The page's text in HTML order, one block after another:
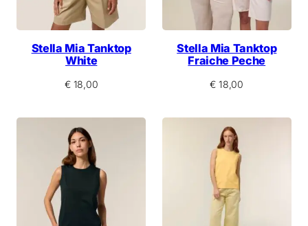
Stella Mia Tanktop
White
€18,00
Stella Mia Tanktop
Fraiche Peche
€ 18,00